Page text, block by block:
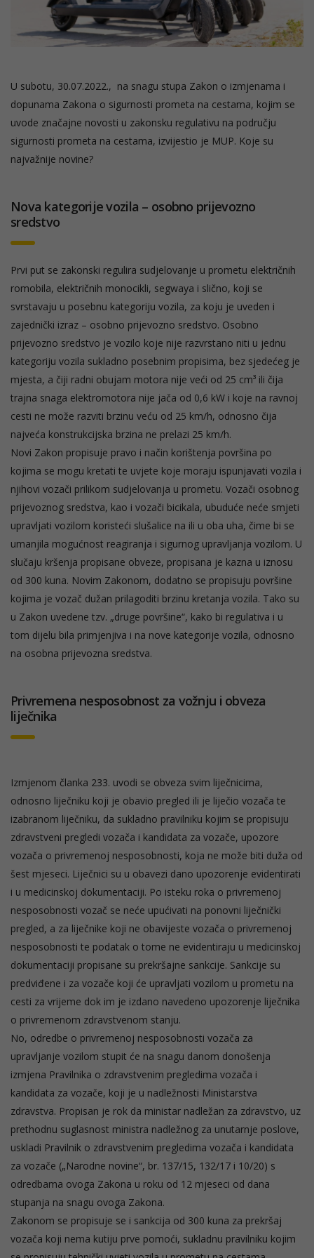
U subotu, 30.07.2022., na snagu stupa Zakon o izmjenama i
dopunama Zakona o sigurnosti prometa na cestama, kojim se
uvode značajne novosti u zakonsku regulativu na području
sigurnosti prometa na cestama, izvijestio je MUP. Koje su
najvažnije novine?
Nova kategorije vozila – osobno prijevozno
sredstvo
Prvi put se zakonski regulira sudjelovanje u prometu električnih
romobila, električnih monocikli, segwaya i slično, koji se
svrstavaju u posebnu kategoriju vozila, za koju je uveden i
zajednički izraz – osobno prijevozno sredstvo. Osobno
prijevozno sredstvo je vozilo koje nije razvrstano niti u jednu
kategoriju vozila sukladno posebnim propisima, bez sjedećeg je
mjesta, a čiji radni obujam motora nije veći od 25 cm³ ili čija
trajna snaga elektromotora nije jača od 0,6 kW i koje na ravnoj
cesti ne može razviti brzinu veću od 25 km/h, odnosno čija
najveća konstrukcijska brzina ne prelazi 25 km/h.
Novi Zakon propisuje pravo i način korištenja površina po
kojima se mogu kretati te uvjete koje moraju ispunjavati vozila i
njihovi vozači prilikom sudjelovanja u prometu. Vozači osobnog
prijevoznog sredstva, kao i vozači bicikala, ubuduće neće smjeti
upravljati vozilom koristeći slušalice na ili u oba uha, čime bi se
umanjila mogućnost reagiranja i sigurnog upravljanja vozilom. U
slučaju kršenja propisane obveze, propisana je kazna u iznosu
od 300 kuna. Novim Zakonom, dodatno se propisuju površine
kojima je vozač dužan prilagoditi brzinu kretanja vozila. Tako su
u Zakon uvedene tzv. „druge površine“, kako bi regulativa i u
tom dijelu bila primjenjiva i na nove kategorije vozila, odnosno
na osobna prijevozna sredstva.
Privremena nesposobnost za vožnju i obveza
liječnika
Izmjenom članka 233. uvodi se obveza svim liječnicima,
odnosno liječniku koji je obavio pregled ili je liječio vozača te
izabranom liječniku, da sukladno pravilniku kojim se propisuju
zdravstveni pregledi vozača i kandidata za vozače, upozore
vozača o privremenoj nesposobnosti, koja ne može biti duža od
šest mjeseci. Liječnici su u obavezi dano upozorenje evidentirati
i u medicinskoj dokumentaciji. Po isteku roka o privremenoj
nesposobnosti vozač se neće upućivati na ponovni liječnički
pregled, a za liječnike koji ne obavijeste vozača o privremenoj
nesposobnosti te podatak o tome ne evidentiraju u medicinskoj
dokumentaciji propisane su prekršajne sankcije. Sankcije su
predviđene i za vozače koji će upravljati vozilom u prometu na
cesti za vrijeme dok im je izdano navedeno upozorenje liječnika
o privremenom zdravstvenom stanju.
No, odredbe o privremenoj nesposobnosti vozača za
upravljanje vozilom stupit će na snagu danom donošenja
izmjena Pravilnika o zdravstvenim pregledima vozača i
kandidata za vozače, koji je u nadležnosti Ministarstva
zdravstva. Propisan je rok da ministar nadležan za zdravstvo, uz
prethodnu suglasnost ministra nadležnog za unutarnje poslove,
uskladi Pravilnik o zdravstvenim pregledima vozača i kandidata
za vozače („Narodne novine“, br. 137/15, 132/17 i 10/20) s
odredbama ovoga Zakona u roku od 12 mjeseci od dana
stupanja na snagu ovoga Zakona.
Zakonom se propisuje se i sankcija od 300 kuna za prekršaj
vozača koji nema kutiju prve pomoći, sukladnu pravilniku kojim